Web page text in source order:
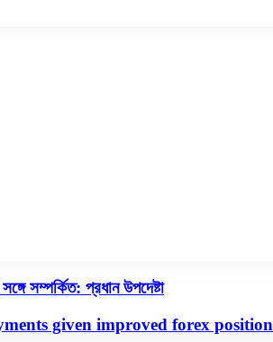
সম্পর্কিত: প্রধান উপদেষ্টা
given improved forex position